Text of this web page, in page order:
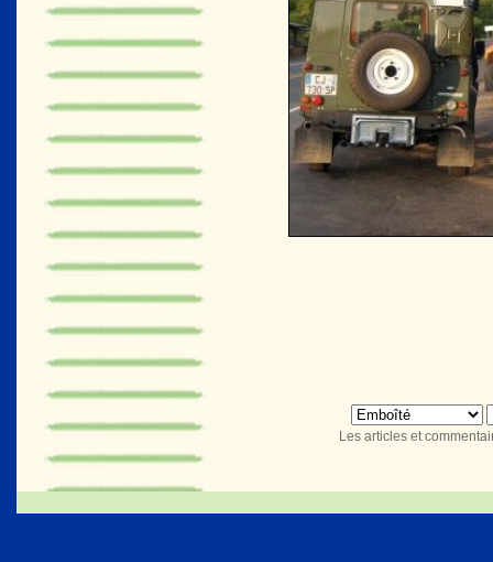
Les articles et